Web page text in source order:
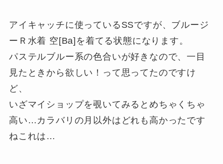
アイキャッチに使っているSSですが、ブルージ
ーＲ水着 空[Ba]を着てる状態になります。
パステルブルー系の色合いが好きなので、一目
見たときから欲しい！って思ってたのですけ
ど、
いざマイショップを覗いてみるとめちゃくちゃ
高い…カラバリの月以外はどれも高かったです
ねこれは…